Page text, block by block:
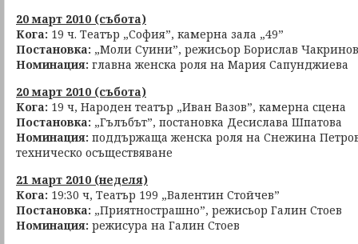
20 март 2010 (събота)
Кога: 19 ч. Театър „София”, камерна зала „49”
Постановка: „Моли Суини”, режисьор Борислав Чакринов
Номинация: главна женска роля на Мария Сапунджиева
20 март 2010 (събота)
Кога: 19 ч, Народен театър „Иван Вазов”, камерна сцена
Постановка: „Гълъбът”, постановка Десислава Шпатова
Номинация: поддържаща женска роля на Снежина
техническо осъществяване
21 март 2010 (неделя)
Кога: 19:30 ч, Театър 199 „Валентин Стойчев”
Постановка: „Приятнострашно”, режисьор Галин Стоев
Номинация: режисура на Галин Стоев